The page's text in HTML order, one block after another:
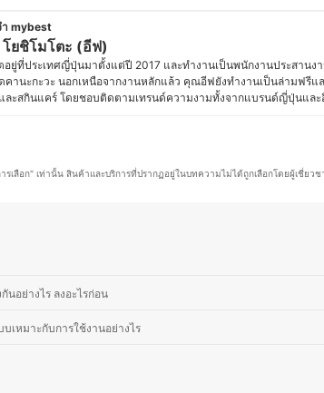
และเปลี่ยนเส้นทางสู่วงการแต่งหน้าอย่างเต็มตัว โดยนอกจ
งเป็นนักเขียนรีวิวเครื่องสำอางผ่านเพจ 12bc Makeup Artist เพื่อใ
งหน้าแก่ผู้ที่สนใจ โดยเชื่อว่าการแต่งหน้าไม่ใช่แค่การเพิ่มความสวย
อกตัวตนของแต่ละคน
เกษรา สมบัติหอม (เกษ)
ำ mybest
ยชิโมโตะ (อีฟ)
ยู่ที่ประเทศญี่ปุ่นมาตั้งแต่ปี 2017 และทำงานเป็นพนักงานประสานง
คานะกะวะ นอกเหนือจากงานหลักแล้ว คุณอีฟยังทำงานเป็นล่ามฟรีแ
และสกินแคร์ โดยชอบติดตามเทรนด์ความงามทั้งจากแบรนด์ญี่ปุ่นแล
ถุดิบที่หาได้ในญี่ปุ่น และปรับรสชาติให้เข้ากับวัฒนธรรมการกินของที่นี่
รเลือก" เท่านั้น สินค้าและบริการที่ปรากฏอยู่ในบทความไม่ได้ถูกเลือกโดยผู้เชี่ยว
นอย่างไร ลงอะไรก่อน
เหมาะกับการใช้งานอย่างไร